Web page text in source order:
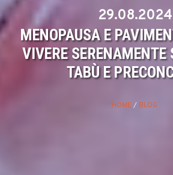
29.08.2024
MENOPAUSA E
VIVERE SERENAMENTE
TABÙ E
HOME / BLOG